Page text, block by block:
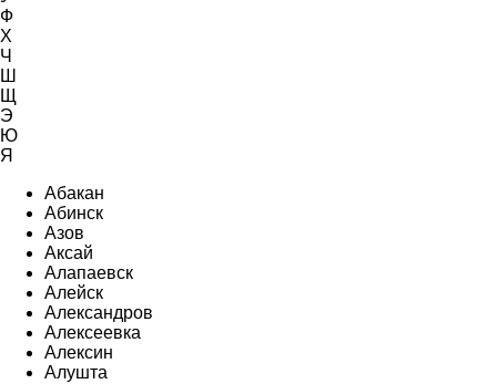
Ф
Х
Ч
Ш
Щ
Э
Ю
Я
Абакан
Абинск
Азов
Аксай
Алапаевск
Алейск
Александров
Алексеевка
Алексин
Алушта